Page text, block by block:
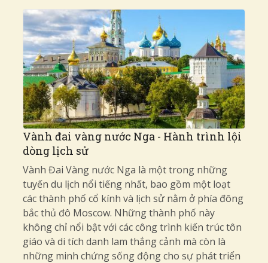
Vành đai vàng nước Nga - Hành trình lội
dòng lịch sử
Vành Đai Vàng nước Nga là một trong những
tuyến du lịch nổi tiếng nhất, bao gồm một loạt
các thành phố cổ kính và lịch sử nằm ở phía đông
bắc thủ đô Moscow. Những thành phố này
không chỉ nổi bật với các công trình kiến trúc tôn
giáo và di tích danh lam thắng cảnh mà còn là
những minh chứng sống động cho sự phát triển